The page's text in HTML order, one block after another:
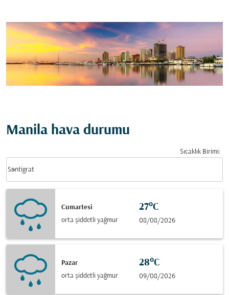
Manila hava durumu
Sıcaklık Birimi:
Santigrat
keyboard_arrow_down
Cumartesi
orta şiddetli yağmur
27°C
08/08/2026
Pazar
orta şiddetli yağmur
28°C
09/08/2026